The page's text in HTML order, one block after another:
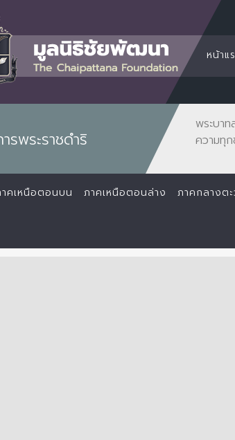
หน้าแ
รพระราชดำริ
พระบา
ความทุ
คเหนือตอนบน ภาคเหนือตอนล่าง ภาคกลางต